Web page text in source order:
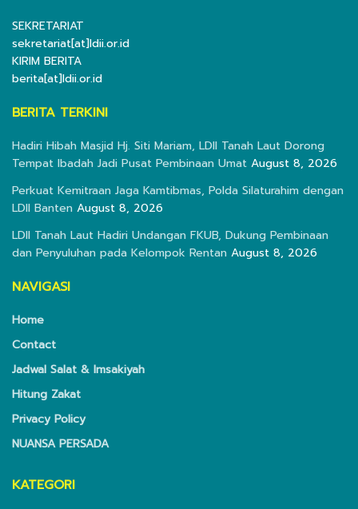
SEKRETARIAT
sekretariat[at]ldii.or.id
KIRIM BERITA
berita[at]ldii.or.id
BERITA TERKINI
Hadiri Hibah Masjid Hj. Siti Mariam, LDII Tanah Laut Dorong
Tempat Ibadah Jadi Pusat Pembinaan Umat August 8, 2026
Perkuat Kemitraan Jaga Kamtibmas, Polda Silaturahim dengan
LDII Banten August 8, 2026
LDII Tanah Laut Hadiri Undangan FKUB, Dukung Pembinaan
dan Penyuluhan pada Kelompok Rentan August 8, 2026
NAVIGASI
Home
Contact
Jadwal Salat & Imsakiyah
Hitung Zakat
Privacy Policy
NUANSA PERSADA
KATEGORI